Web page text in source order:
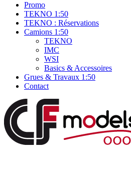
Promo
TEKNO 1:50
TEKNO : Réservations
Camions 1:50
TEKNO
IMC
WSI
Basics & Accessoires
Grues & Travaux 1:50
Contact